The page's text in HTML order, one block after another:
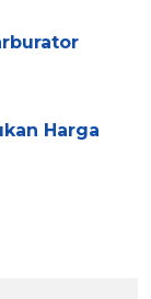
Harga